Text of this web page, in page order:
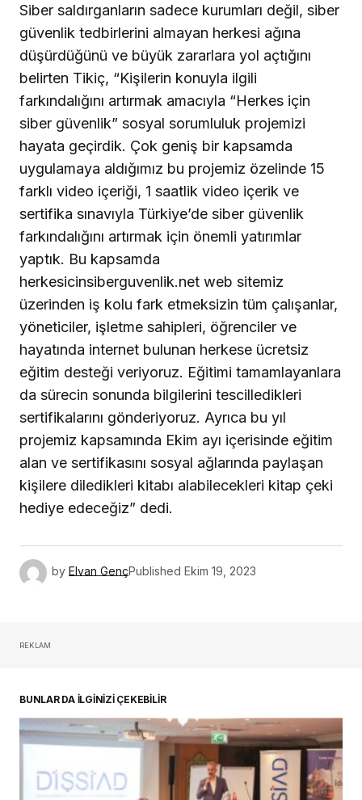
Siber saldırganların sadece kurumları değil, siber
güvenlik tedbirlerini almayan herkesi ağına
düşürdüğünü ve büyük zararlara yol açtığını
belirten Tikiç, “Kişilerin konuyla ilgili
farkındalığını artırmak amacıyla “Herkes için
siber güvenlik” sosyal sorumluluk projemizi
hayata geçirdik. Çok geniş bir kapsamda
uygulamaya aldığımız bu projemiz özelinde 15
farklı video içeriği, 1 saatlik video içerik ve
sertifika sınavıyla Türkiye’de siber güvenlik
farkındalığını artırmak için önemli yatırımlar
yaptık. Bu kapsamda
herkesicinsiberguvenlik.net web sitemiz
üzerinden iş kolu fark etmeksizin tüm çalışanlar,
yöneticiler, işletme sahipleri, öğrenciler ve
hayatında internet bulunan herkese ücretsiz
eğitim desteği veriyoruz. Eğitimi tamamlayanlara
da sürecin sonunda bilgilerini tescilledikleri
sertifikalarını gönderiyoruz. Ayrıca bu yıl
projemiz kapsamında Ekim ayı içerisinde eğitim
alan ve sertifikasını sosyal ağlarında paylaşan
kişilere diledikleri kitabı alabilecekleri kitap çeki
hediye edeceğiz” dedi.
by Elvan GençPublished Ekim 19, 2023
REKLAM
BUNLAR DA İLGİNİZİ ÇEKEBİLİR